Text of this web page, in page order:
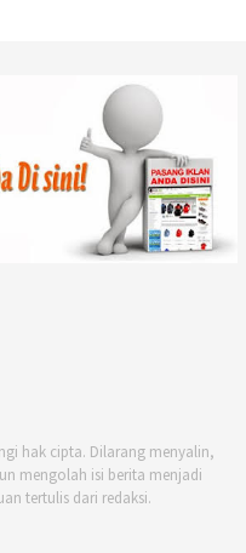
hak cipta. Dilarang menyalin,
mengolah isi berita menjadi
tertulis dari redaksi.